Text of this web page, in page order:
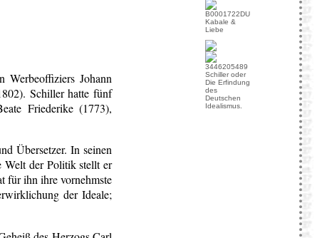
Werbeoffiziers Johann
Schiller hatte fünf
Friederike (1773),
Übersetzer. In seinen
Welt der Politik stellt er
für ihn ihre vornehmste
der Ideale;
Kabale &
Liebe
Schiller oder
Die Erfindung
des
Deutschen
Idealismus.